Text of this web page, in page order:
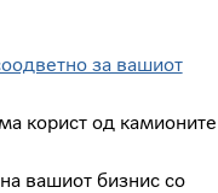
за вашиот
корист од камионите
вашиот бизнис со